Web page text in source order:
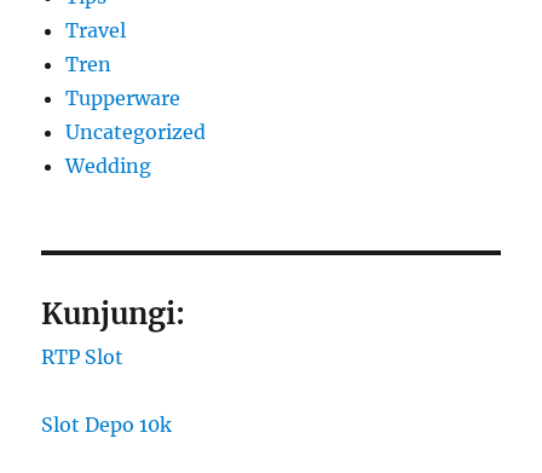
Travel
Tren
Tupperware
Uncategorized
Wedding
Kunjungi:
RTP Slot
Slot Depo 10k